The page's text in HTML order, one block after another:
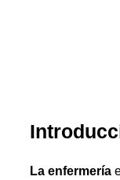
La enfermería